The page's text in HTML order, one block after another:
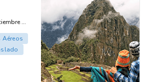
...
Aéreos